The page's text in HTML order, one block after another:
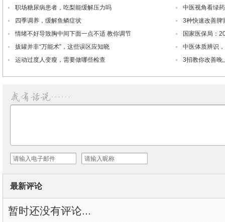
职场糖尿病患者，吃梨能缓解压力吗
四季调养，缓解鱼鳞症状
情绪不好导致胸中间下面一点不适 教你调节
拔罐并非“万能术”，这些误区应知晓
运动过度人变瘦，需要做哪些检查
中医视角看绿
3种快速改善脾
国家医保局：
中医体质辨识
3招教你改善晚
最新评论
暂时还没有评论...